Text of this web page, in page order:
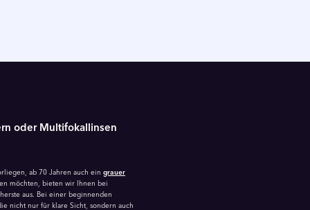
oder Multifokal­linsen
ab 70 Jahren auch ein grauer
möchten, bieten wir Ihnen bei
aus. Bei einer beginnenden
nicht nur für klare Sicht, sondern auch